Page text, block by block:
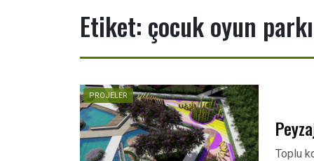
Etiket: çocuk oyun
PROJELER
Toplu